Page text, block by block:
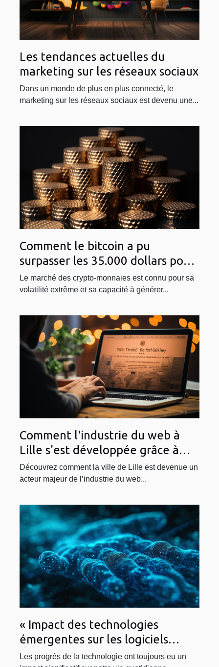
Les tendances actuelles du
marketing sur les réseaux sociaux
Dans un monde de plus en plus connecté, le
marketing sur les réseaux sociaux est devenu une...
Comment le bitcoin a pu
surpasser les 35.000 dollars pour
la première fois depuis mai 2022 :
analyse et perspectives
Le marché des crypto-monnaies est connu pour sa
volatilité extrême et sa capacité à générer...
Comment l'industrie du web à
Lille s'est développée grâce à
WordPress
Découvrez comment la ville de Lille est devenue un
acteur majeur de l’industrie du web...
« Impact des technologies
émergentes sur les logiciels
antivirus »
Les progrès de la technologie ont toujours eu un